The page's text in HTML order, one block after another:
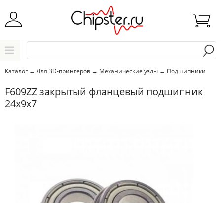
Начните водить название города..
Каталог → Для 3D-принтеров → Механические узлы → Подшипники
F609ZZ закрытый фланцевый подшипник
24x9x7